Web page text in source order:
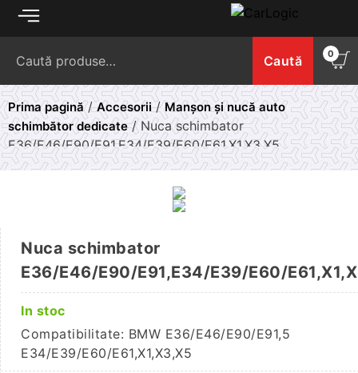
Skip
Caută 0
Prima pagină/Accesorii/Manșon și nucă auto
schimbător dedicate/ Nuca schimbator
E36/E46/E90/E91,E34/E39/E60/E61,X1,X3,X5
Nuca schimbator
E36/E46/E90/E91,E34/E39/E60/
In stoc
Compatibilitate: BMW E36/E46/E90/E91,5
E34/E39/E60/E61,X1,X3,X5